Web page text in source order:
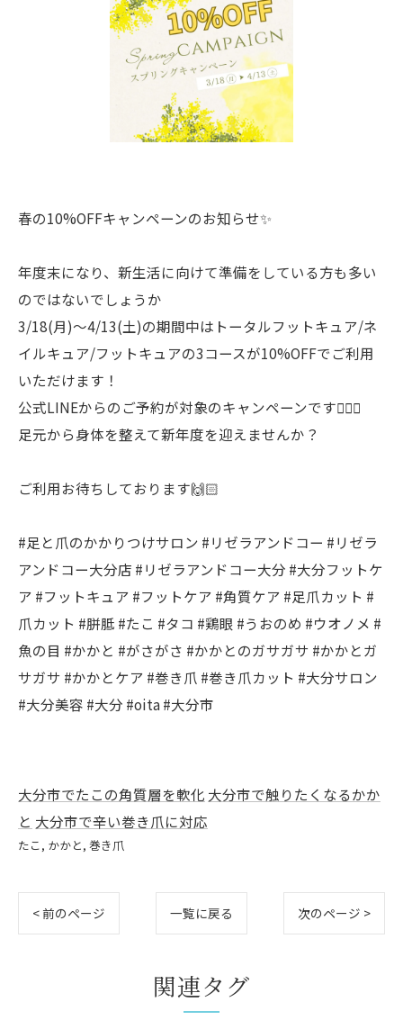
春の10%OFFキャンペーンのお知らせ✨
年度末になり、新生活に向けて準備をしている方も多い
のではないでしょうか
3/18(月)〜4/13(土)の期間中はトータルフットキュア/ネ
イルキュア/フットキュアの3コースが10%OFFでご利用
いただけます！
公式LINEからのご予約が対象のキャンペーンです🙋🏻‍♀️
足元から身体を整えて新年度を迎えませんか？
ご利用お待ちしております🙌🏻
#足と爪のかかりつけサロン #リゼラアンドコー #リゼラ
アンドコー大分店 #リゼラアンドコー大分 #大分フットケ
ア #フットキュア #フットケア #角質ケア #足爪カット #
爪カット #胼胝 #たこ #タコ #鶏眼 #うおのめ #ウオノメ #
魚の目 #かかと #がさがさ #かかとのガサガサ #かかとガ
サガサ #かかとケア #巻き爪 #巻き爪カット #大分サロン
#大分美容 #大分 #oita #大分市
大分市でたこの角質層を軟化 大分市で触りたくなるかか
と 大分市で辛い巻き爪に対応
たこ かかと 巻き爪
< 前のページ 一覧に戻る 次のページ >
関連タグ